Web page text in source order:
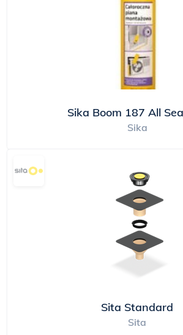
Sika Boom 187 All
Sika
Sita Standard
Sita